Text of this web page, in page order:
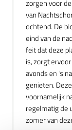
zorgen voor
van
ochtend. De
eind van de
feit dat deze
is, zorgt
avonds en 's
genieten.
voornamelijk
regelmatig de
zomer van